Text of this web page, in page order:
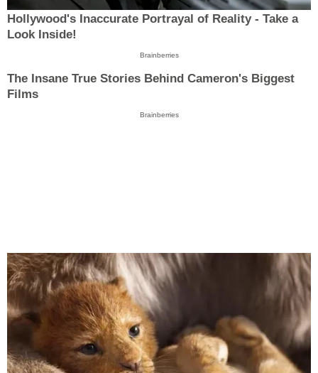
Hollywood's Inaccurate Portrayal of Reality - Take a
Look Inside!
Brainberries
The Insane True Stories Behind Cameron's Biggest
Films
Brainberries